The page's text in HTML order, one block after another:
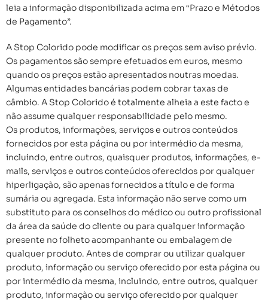
leia a informação disponibilizada acima em “Prazo e Métodos
de Pagamento”.
A Stop Colorido pode modificar os preços sem aviso prévio.
Os pagamentos são sempre efetuados em euros, mesmo
quando os preços estão apresentados noutras moedas.
Algumas entidades bancárias podem cobrar taxas de
câmbio. A Stop Colorido é totalmente alheia a este facto e
não assume qualquer responsabilidade pelo mesmo.
Os produtos, informações, serviços e outros conteúdos
fornecidos por esta página ou por intermédio da mesma,
incluindo, entre outros, quaisquer produtos, informações, e-
mails, serviços e outros conteúdos oferecidos por qualquer
hiperligação, são apenas fornecidos a título e de forma
sumária ou agregada. Esta informação não serve como um
substituto para os conselhos do médico ou outro profissional
da área da saúde do cliente ou para qualquer informação
presente no folheto acompanhante ou embalagem de
qualquer produto. Antes de comprar ou utilizar qualquer
produto, informação ou serviço oferecido por esta página ou
por intermédio da mesma, incluindo, entre outros, qualquer
produto, informação ou serviço oferecido por qualquer